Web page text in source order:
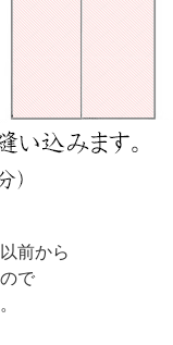
前から
で